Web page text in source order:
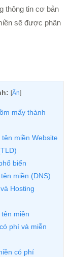
thông tin cơ bản
sẽ được phân
[Ẩn]
mấy thành
miền Website
biến
miền (DNS)
Hosting
miền
phí và miễn
có phí